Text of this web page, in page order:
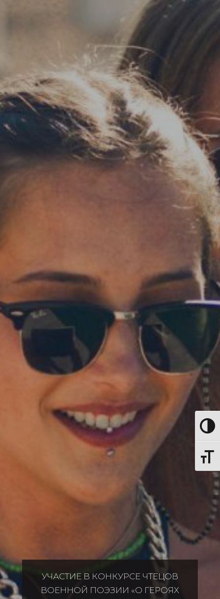
УЧАСТИЕ В КОНКУРСЕ ЧТЕЦОВ
ВОЕННОЙ ПОЭЗИИ «О ГЕРОЯХ